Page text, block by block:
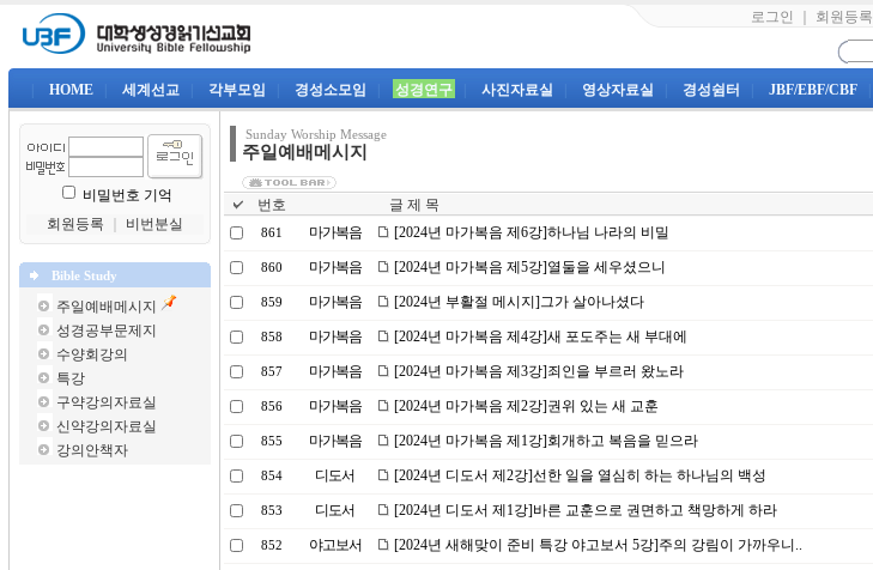
로그인 회원등록
HOME 세계선교 각부모임 경성소모임 성경연구 사진자료실 영상자료실 경성쉼터 JBF/EBF/CBF
비밀번호 기억
회원등록
비번분실
Bible Study
주일예배메시지
성경공부문제지
수양회강의
특강
구약강의자료실
신약강의자료실
강의안책자
Sunday Worship Message
주일예배메시지
번호 글 제 목
861 마가복음 [2024년 마가복음 제6강]하나님 나라의 비밀
860 마가복음 [2024년 마가복음 제5강]열둘을 세우셨으니
859 마가복음 [2024년 부활절 메시지]그가 살아나셨다
858 마가복음 [2024년 마가복음 제4강]새 포도주는 새 부대에
857 마가복음 [2024년 마가복음 제3강]죄인을 부르러 왔노라
856 마가복음 [2024년 마가복음 제2강]권위 있는 새 교훈
855 마가복음 [2024년 마가복음 제1강]회개하고 복음을 믿으라
854 디도서 [2024년 디도서 제2강]선한 일을 열심히 하는 하나님의 백성
853 디도서 [2024년 디도서 제1강]바른 교훈으로 권면하고 책망하게 하라
852 야고보서 [2024년 새해맞이 준비 특강 야고보서 5강]주의 강림이 가까우니..